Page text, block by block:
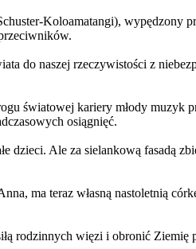
Koloamatangi), wypędzony
do naszej rzeczywistości z
światowej kariery młody muzyk
osiągnięć.
dzieci. Ale za sielankową fasadą
ma teraz własną nastoletnią córkę
rodzinnych więzi i obronić Ziemię